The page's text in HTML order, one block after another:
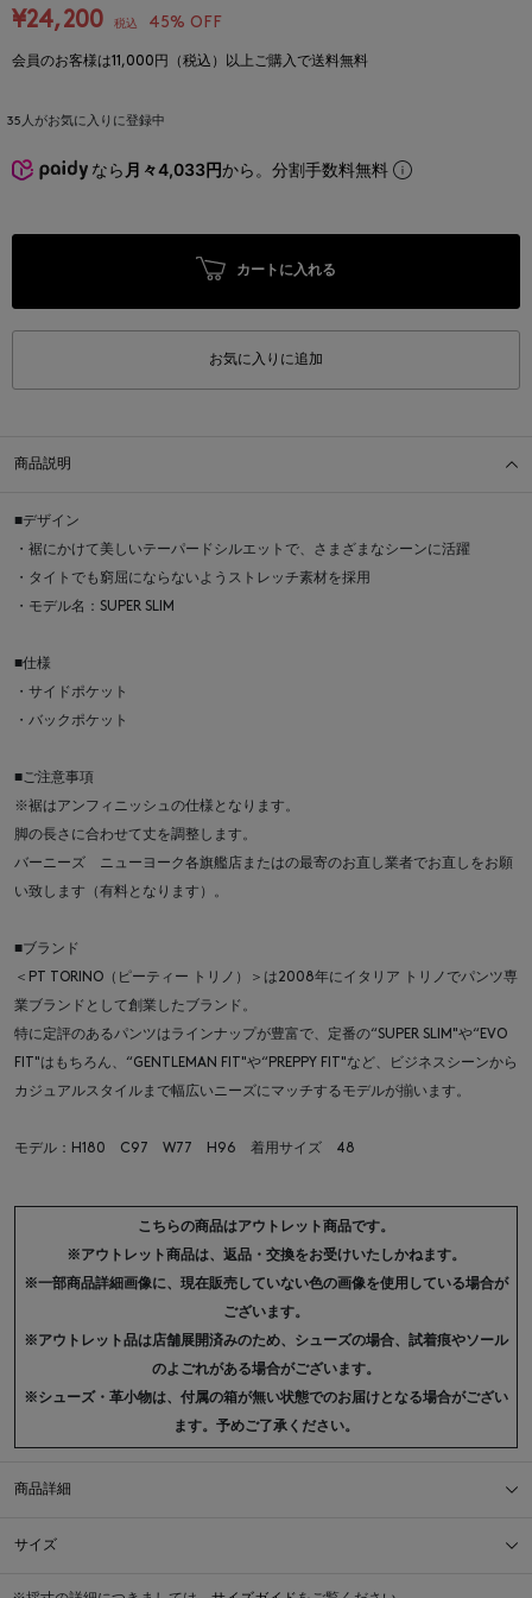
¥24,200
税込 45% OFF
会員のお客様は11,000円（税込）以上ご購入で送料無料
35 人がお気に入りに登録中
なら 月々4,033円から。分割手数料無料
カートに入れる
お気に入りに追加
商品説明
■デザイン
・裾にかけて美しいテーパードシルエットで、さまざまなシーンに活躍
・タイトでも窮屈にならないようストレッチ素材を採用
・モデル名：SUPER SLIM
■仕様
・サイドポケット
・バックポケット
■ご注意事項
※裾はアンフィニッシュの仕様となります。
脚の長さに合わせて丈を調整します。
バーニーズ ニューヨーク各旗艦店またはの最寄のお直し業者でお直しをお願
い致します（有料となります）。
■ブランド
＜PT TORINO（ピーティー トリノ）＞は2008年にイタリア トリノでパンツ専
業ブランドとして創業したブランド。
特に定評のあるパンツはラインナップが豊富で、定番の“SUPER SLIM"や“EVO
FIT"はもちろん、“GENTLEMAN FIT"や“PREPPY FIT"など、ビジネスシーンから
カジュアルスタイルまで幅広いニーズにマッチするモデルが揃います。
モデル：H180 C97 W77 H96 着用サイズ 48
こちらの商品はアウトレット商品です。
※アウトレット商品は、返品・交換をお受けいたしかねます。
※一部商品詳細画像に、現在販売していない色の画像を使用している場合が
ございます。
※アウトレット品は店舗展開済みのため、シューズの場合、試着痕やソール
のよごれがある場合がございます。
※シューズ・革小物は、付属の箱が無い状態でのお届けとなる場合がござい
ます。予めご了承ください。
商品詳細
サイズ